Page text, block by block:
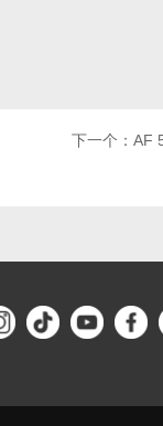
下一个：AF